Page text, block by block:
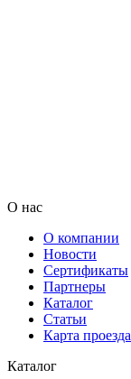
О нас
О компании
Новости
Сертификаты
Партнеры
Каталог
Статьи
Карта проезда
Каталог